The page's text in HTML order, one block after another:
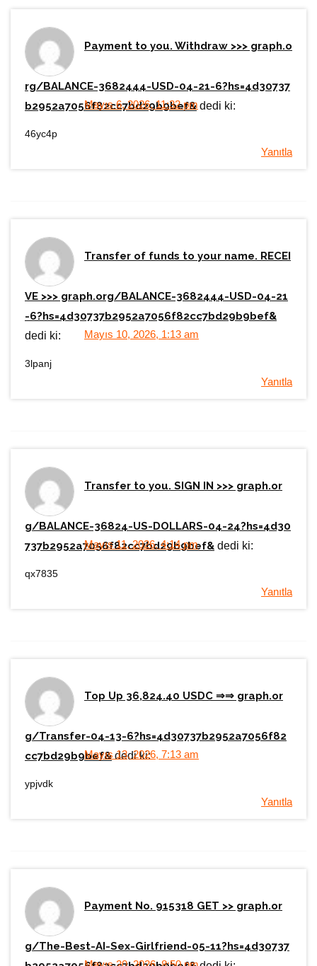
Payment to you. Withdraw >>> graph.o
rg/BALANCE-3682444-USD-04-21-6?hs=4d30737
b2952a7056f82cc7bd29b9bef& dedi ki:
Mayıs 6, 2026, 11:32 pm
46yc4p
Yanıtla
Transfer of funds to your name. RECEI
VE >>> graph.org/BALANCE-3682444-USD-04-21
-6?hs=4d30737b2952a7056f82cc7bd29b9bef&
dedi ki: Mayıs 10, 2026, 1:13 am
3lpanj
Yanıtla
Transfer to you. SIGN IN >>> graph.or
g/BALANCE-36824-US-DOLLARS-04-24?hs=4d30
737b2952a7056f82cc7bd29b9bef& dedi ki:
Mayıs 11, 2026, 4:14 pm
qx7835
Yanıtla
Top Up 36,824.40 USDC ⇒⇒ graph.or
g/Transfer-04-13-6?hs=4d30737b2952a7056f82
cc7bd29b9bef& dedi ki:
Mayıs 13, 2026, 7:13 am
ypjvdk
Yanıtla
Payment No. 915318 GET >> graph.or
g/The-Best-AI-Sex-Girlfriend-05-11?hs=4d30737